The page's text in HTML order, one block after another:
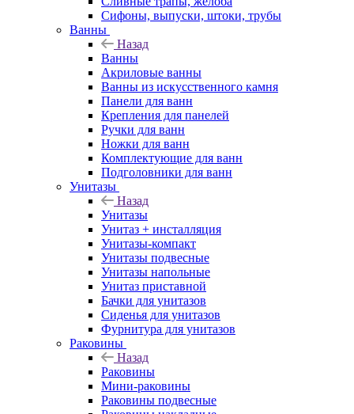
Сифоны, выпуски, штоки, трубы
Ванны
Назад
Ванны
Акриловые ванны
Ванны из искусственного камня
Панели для ванн
Крепления для панелей
Ручки для ванн
Ножки для ванн
Комплектующие для ванн
Подголовники для ванн
Унитазы
Назад
Унитазы
Унитаз + инсталляция
Унитазы-компакт
Унитазы подвесные
Унитазы напольные
Унитаз приставной
Бачки для унитазов
Сиденья для унитазов
Фурнитура для унитазов
Раковины
Назад
Раковины
Мини-раковины
Раковины подвесные